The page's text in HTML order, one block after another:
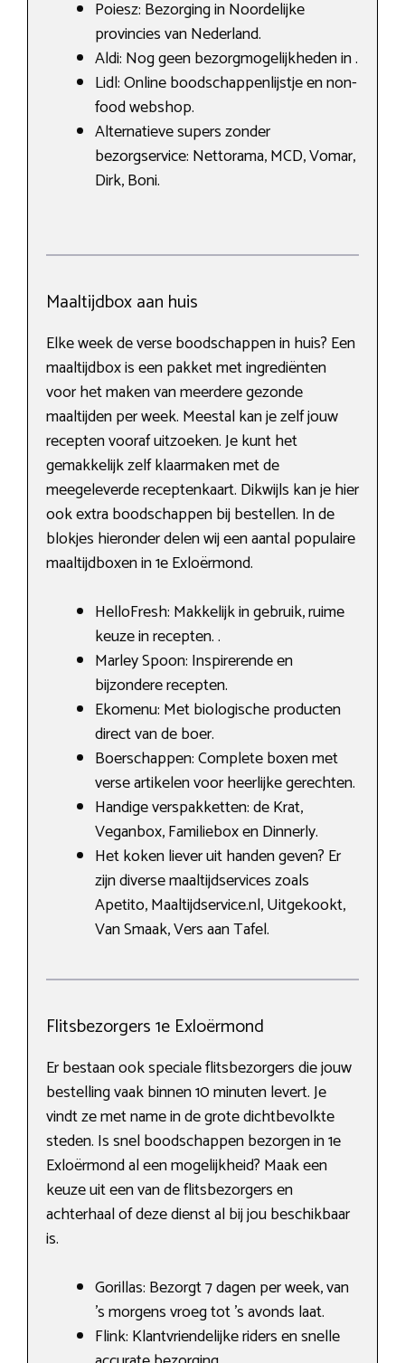
Poiesz: Bezorging in Noordelijke
provincies van Nederland.
Aldi: Nog geen bezorgmogelijkheden in .
Lidl: Online boodschappenlijstje en non-
food webshop.
Alternatieve supers zonder
bezorgservice: Nettorama, MCD, Vomar,
Dirk, Boni.
Maaltijdbox aan huis
Elke week de verse boodschappen in huis? Een
maaltijdbox is een pakket met ingrediënten
voor het maken van meerdere gezonde
maaltijden per week. Meestal kan je zelf jouw
recepten vooraf uitzoeken. Je kunt het
gemakkelijk zelf klaarmaken met de
meegeleverde receptenkaart. Dikwijls kan je hier
ook extra boodschappen bij bestellen. In de
blokjes hieronder delen wij een aantal populaire
maaltijdboxen in 1e Exloërmond.
HelloFresh: Makkelijk in gebruik, ruime
keuze in recepten. .
Marley Spoon: Inspirerende en
bijzondere recepten.
Ekomenu: Met biologische producten
direct van de boer.
Boerschappen: Complete boxen met
verse artikelen voor heerlijke gerechten.
Handige verspakketten: de Krat,
Veganbox, Familiebox en Dinnerly.
Het koken liever uit handen geven? Er
zijn diverse maaltijdservices zoals
Apetito, Maaltijdservice.nl, Uitgekookt,
Van Smaak, Vers aan Tafel.
Flitsbezorgers 1e Exloërmond
Er bestaan ook speciale flitsbezorgers die jouw
bestelling vaak binnen 10 minuten levert. Je
vindt ze met name in de grote dichtbevolkte
steden. Is snel boodschappen bezorgen in 1e
Exloërmond al een mogelijkheid? Maak een
keuze uit een van de flitsbezorgers en
achterhaal of deze dienst al bij jou beschikbaar
is.
Gorillas: Bezorgt 7 dagen per week, van
’s morgens vroeg tot ’s avonds laat.
Flink: Klantvriendelijke riders en snelle